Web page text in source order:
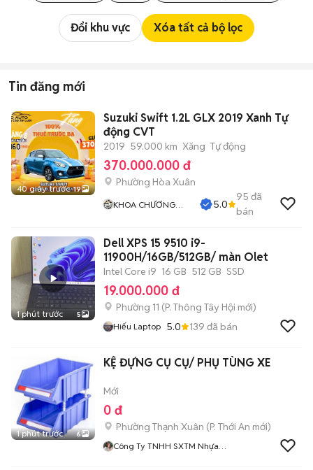
Đổi khu vực Xóa tất cả bộ lọc
Tin đăng mới
40 giây trước 19
Suzuki Swift 1.2L GLX 2019 Xanh Tự
động CVT
2019 59.000 km Xăng Tự động
370.000.000 đ
Phường Hòa Xuân
KHOA CHƯƠNG
5.0
95 đã
bán
1 phút trước 5
Dell XPS 15 9510 i9-
11900H/16GB/512GB/ màn Olet
Intel Core i9 16 GB 512 GB SSD
19.000.000 đ
Phường 11 (P. Thông Tây Hội mới)
Hiếu Laptop 5.0 139 đã bán
1 phút trước 6
KỆ ĐỰNG CỤ CỤ/ PHỤ TÙNG XE
Mới
0 đ
Phường Thạnh Xuân (P. Thới An mới)
Công Ty TNHH SXTM Nhựa